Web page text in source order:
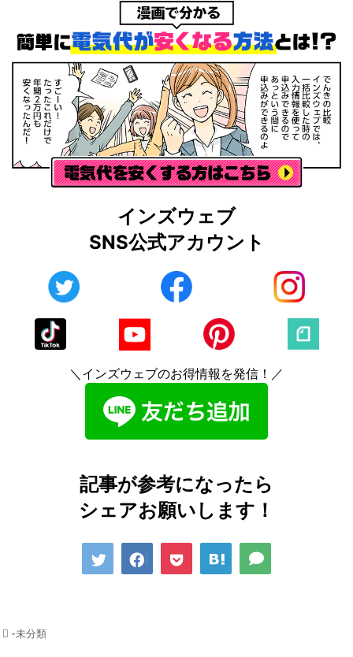
インズウェブ
SNS公式アカウント
＼インズウェブのお得情報を発信！／
記事が参考になったら
シェアお願いします！
-未分類